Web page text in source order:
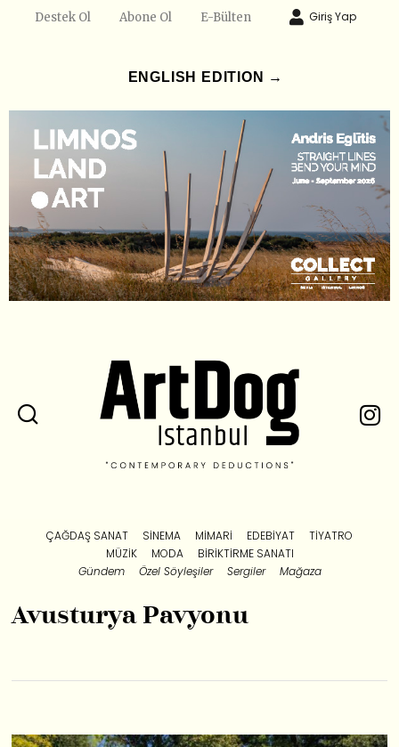
Destek Ol Abone Ol E-Bülten Giriş Yap
ENGLISH EDITION →
ÇAĞDAŞ SANAT SINEMA MIMARI EDEBIYAT
TIYATRO
MÜZIK
MODA
BIRIKTIRME SANATI
Gündem
Özel Söyleşiler Sergiler Mağaza
Avusturya Pavyonu